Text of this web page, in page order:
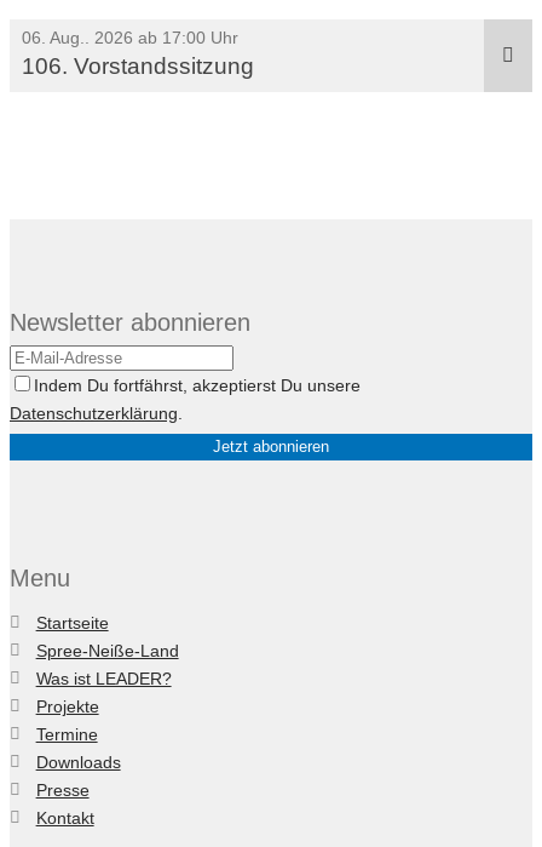
06. Aug.. 2026 ab 17:00 Uhr
106. Vorstandssitzung
Newsletter abonnieren
Indem Du fortfährst, akzeptierst Du unsere
Datenschutzerklärung
Menu
Startseite
Spree-Neiße-Land
Was ist LEADER?
Projekte
Termine
Downloads
Presse
Kontakt